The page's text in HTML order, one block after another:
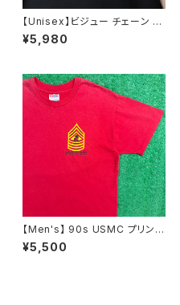
【Unisex】ビジュー チェーン ブ
レスレット / 古着 アクセサリー
N0737
¥5,980
【Men's】 90s USMC プリント
Tシャツ / アメリカ製 USA製 9
0年代 ティーシャツ T-Shirt 古
¥5,500